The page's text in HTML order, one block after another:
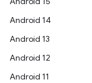
Android 14
Android 13
Android 12
Android 11